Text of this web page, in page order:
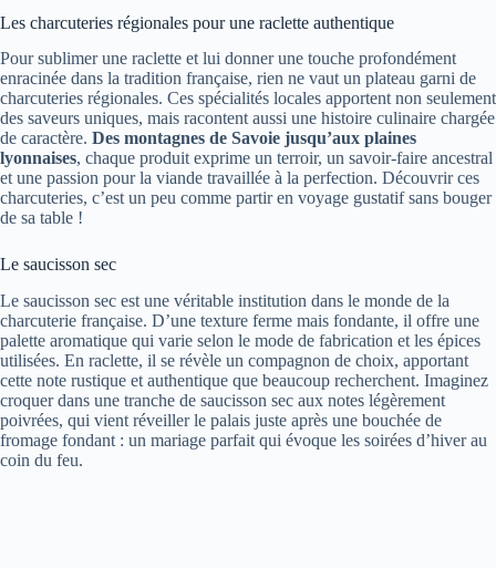
Les charcuteries régionales pour une raclette authentique
Pour sublimer une raclette et lui donner une touche profondément
enracinée dans la tradition française, rien ne vaut un plateau garni de
charcuteries régionales. Ces spécialités locales apportent non seulement
des saveurs uniques, mais racontent aussi une histoire culinaire chargée
de caractère. Des montagnes de Savoie jusqu’aux plaines
lyonnaises, chaque produit exprime un terroir, un savoir-faire ancestral
et une passion pour la viande travaillée à la perfection. Découvrir ces
charcuteries, c’est un peu comme partir en voyage gustatif sans bouger
de sa table !
Le saucisson sec
Le saucisson sec est une véritable institution dans le monde de la
charcuterie française. D’une texture ferme mais fondante, il offre une
palette aromatique qui varie selon le mode de fabrication et les épices
utilisées. En raclette, il se révèle un compagnon de choix, apportant
cette note rustique et authentique que beaucoup recherchent. Imaginez
croquer dans une tranche de saucisson sec aux notes légèrement
poivrées, qui vient réveiller le palais juste après une bouchée de
fromage fondant : un mariage parfait qui évoque les soirées d’hiver au
coin du feu.